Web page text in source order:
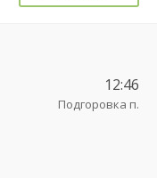
12:46
Подгоровка п.